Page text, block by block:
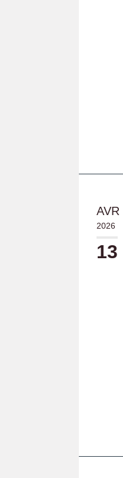
AVR
2026
13